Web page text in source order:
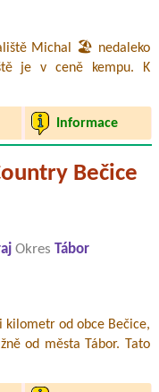
Michal 🏖️ nedaleko
je v ceně kempu. K
Informace
Bečice
Okres Tábor
kilometr od obce Bečice,
od města Tábor. Tato